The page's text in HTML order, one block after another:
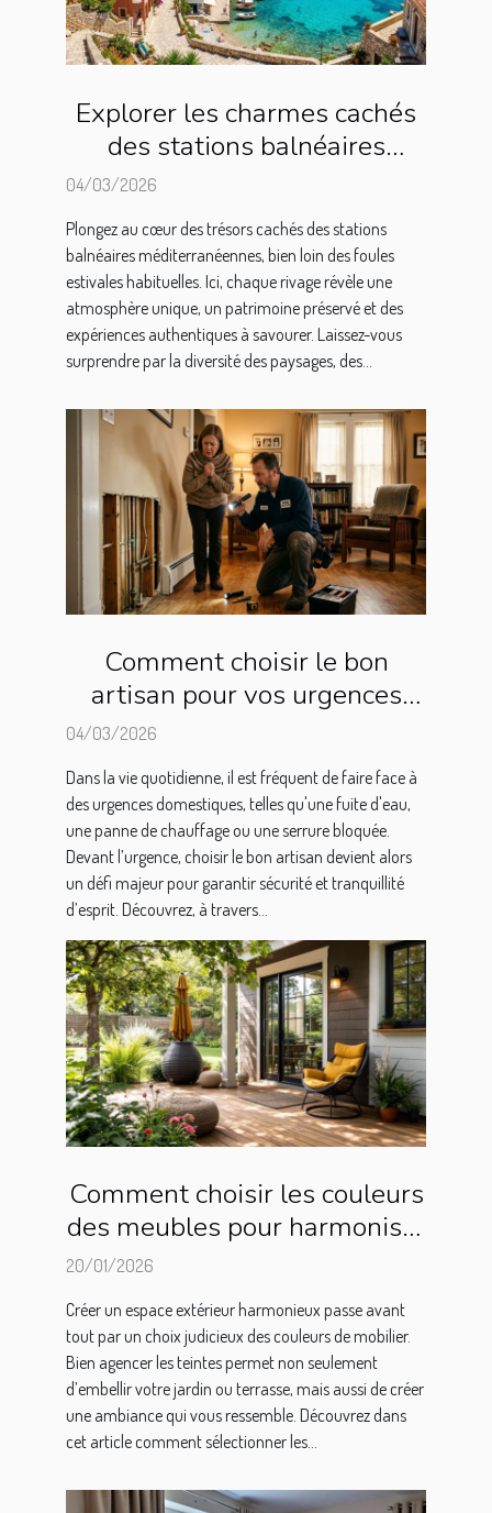
Explorer les charmes cachés
des stations balnéaires
méditerranéennes
04/03/2026
Plongez au cœur des trésors cachés des stations
balnéaires méditerranéennes, bien loin des foules
estivales habituelles. Ici, chaque rivage révèle une
atmosphère unique, un patrimoine préservé et des
expériences authentiques à savourer. Laissez-vous
surprendre par la diversité des paysages, des...
Comment choisir le bon
artisan pour vos urgences
04/03/2026
Dans la vie quotidienne, il est fréquent de faire face à
des urgences domestiques, telles qu'une fuite d'eau,
une panne de chauffage ou une serrure bloquée.
Devant l’urgence, choisir le bon artisan devient alors
un défi majeur pour garantir sécurité et tranquillité
d’esprit. Découvrez, à travers...
Comment choisir les couleurs
des meubles pour harmoniser
votre espace extérieur ?
20/01/2026
Créer un espace extérieur harmonieux passe avant
tout par un choix judicieux des couleurs de mobilier.
Bien agencer les teintes permet non seulement
d’embellir votre jardin ou terrasse, mais aussi de créer
une ambiance qui vous ressemble. Découvrez dans
cet article comment sélectionner les...